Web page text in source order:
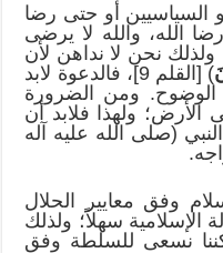
السياسيين أو حتى رضا
الله، والله لا يرضى
ولذلك نحن لا نداهن لأن
) [القلم 9]، فالدعوة لابد
ومن الضرورة
ولهذا فلابد أن
(صلى الله عليه آله
وفق معايير الحلال
الإسلامية سهلاً؛ ولذلك
نسعى للسلطة وفق